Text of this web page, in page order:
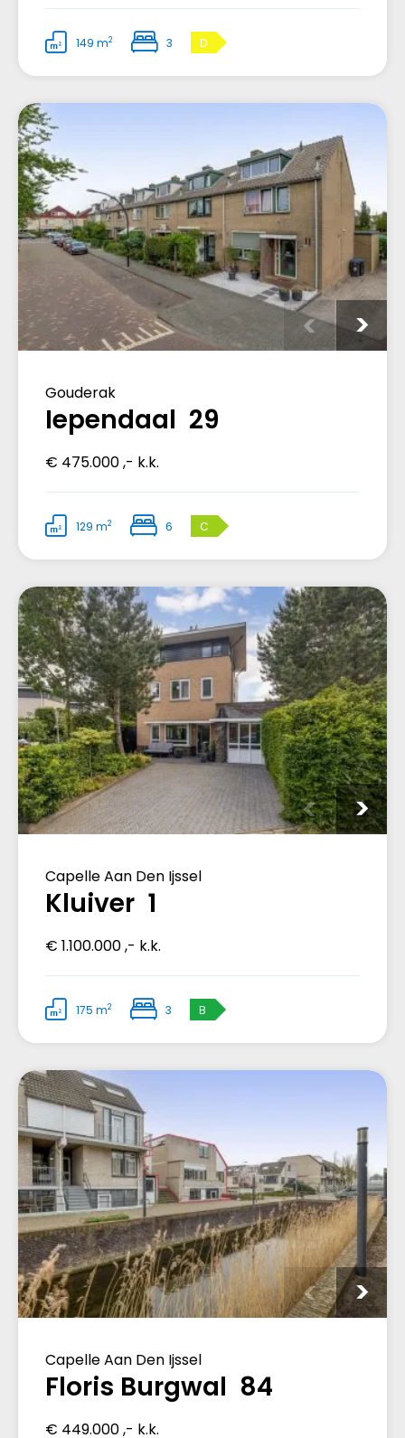
149 m2 3 D
Gouderak
Iependaal 29
€ 475.000 ,- k.k.
129 m2 6 C
Capelle Aan Den Ijssel
Kluiver 1
€ 1.100.000 ,- k.k.
175 m2 3 B
Capelle Aan Den Ijssel
Floris Burgwal 84
€ 449.000 ,- k.k.